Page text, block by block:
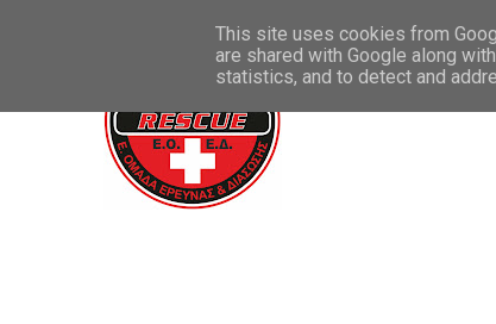
ΚΑΛΩΣ ΗΡΘΑΤΕ ΣΤΗΝ ΕΠΙΣΗΜΗ ΣΕΛΙΔΑ ΜΑΣ
This site uses cookies from
are shared with Google along
statistics, and to detect and